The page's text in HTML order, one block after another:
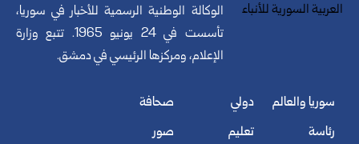
الوكالة الوطنية الرسمية للأخبار في سوريا،
تأسست في 24 يونيو 1965. تتبع وزارة
الإعلام، ومركزها الرئيسي في دمشق.
سوريا والعالم
رئاسة
دولي
تعليم
صحافة
صور